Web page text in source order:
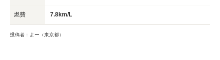
燃費 7.8km/L
投稿者：よー（東京都）